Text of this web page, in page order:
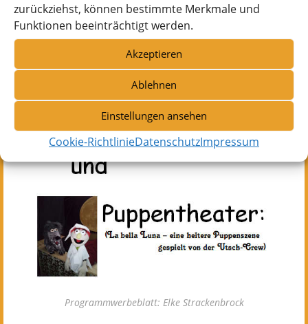
zurückziehst, können bestimmte Merkmale und
Funktionen beeinträchtigt werden.
Akzeptieren
Ablehnen
Einstellungen ansehen
Cookie-RichtlinieDatenschutzImpressum
Programmwerbeblatt: Elke Strackenbrock